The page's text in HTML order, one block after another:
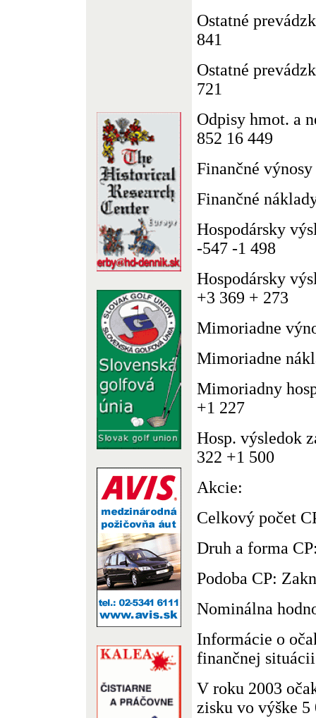
Ostatné
841
Ostatné
721
Odpisy hmot. a
852 16 449
Finančné
Finančné
Hospodársky
-547 -1 498
Hospodársky
+3 369 + 273
Mimoriadne
Mimoriadne
Mimoriadny
+1 227
Hosp. výsledok
322 +1 500
Akcie:
Celkový počet
Druh a forma
Podoba CP:
Nominálna
Informácie o
finančnej
V roku 2003
zisku vo výške 5